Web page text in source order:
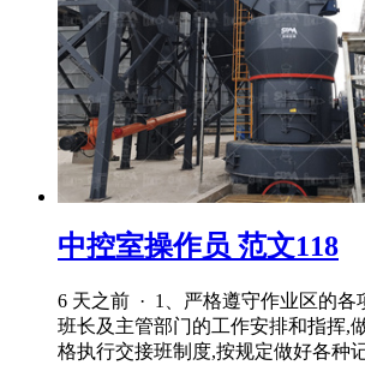
中控室操作员 范文118
6 天之前 · 1、严格遵守作业区的各
班长及主管部门的工作安排和指挥,
格执行交接班制度,按规定做好各种